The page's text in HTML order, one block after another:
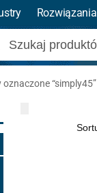
Rozwiązania
“simply45”